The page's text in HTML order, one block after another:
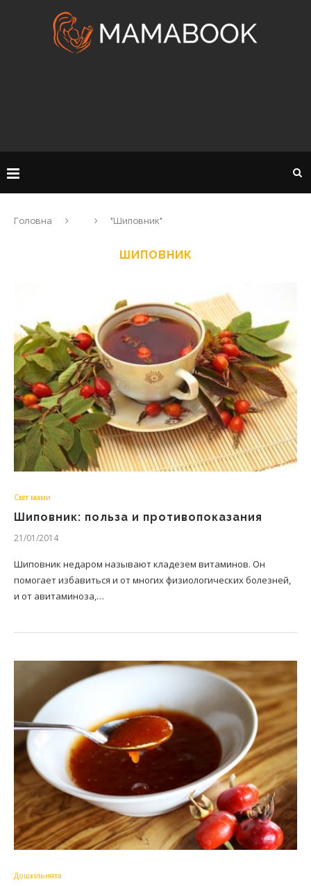
Головна "Шиповник"
ШИПОВНИК
Світ мами
Шиповник: польза и противопоказания
21/01/2014
Шиповник недаром называют кладезем витаминов. Он
помогает избавиться и от многих физиологических болезней,
и от авитаминоза,…
Дошкільнята